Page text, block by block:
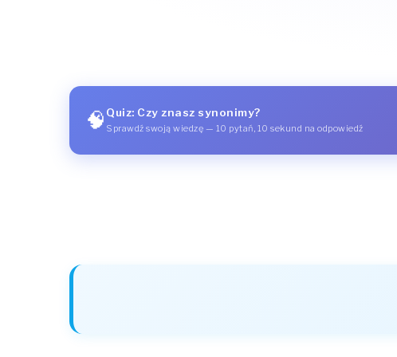
🧠 Quiz: Czy znasz synonimy?
Sprawdź swoją wiedzę — 10 pytań, 10 sekund na odpowiedź